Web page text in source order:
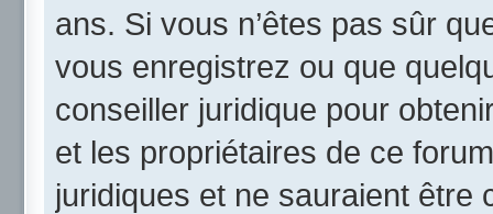
ans. Si vous n’êtes pas sûr
vous enregistrez ou que
conseiller juridique pour
et les propriétaires de ce
juridiques et ne sauraient être